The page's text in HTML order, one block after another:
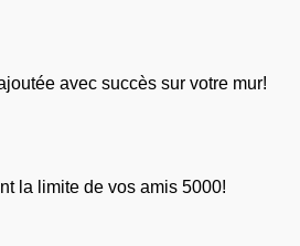
avec succès sur votre mur!
la limite de vos amis 5000!